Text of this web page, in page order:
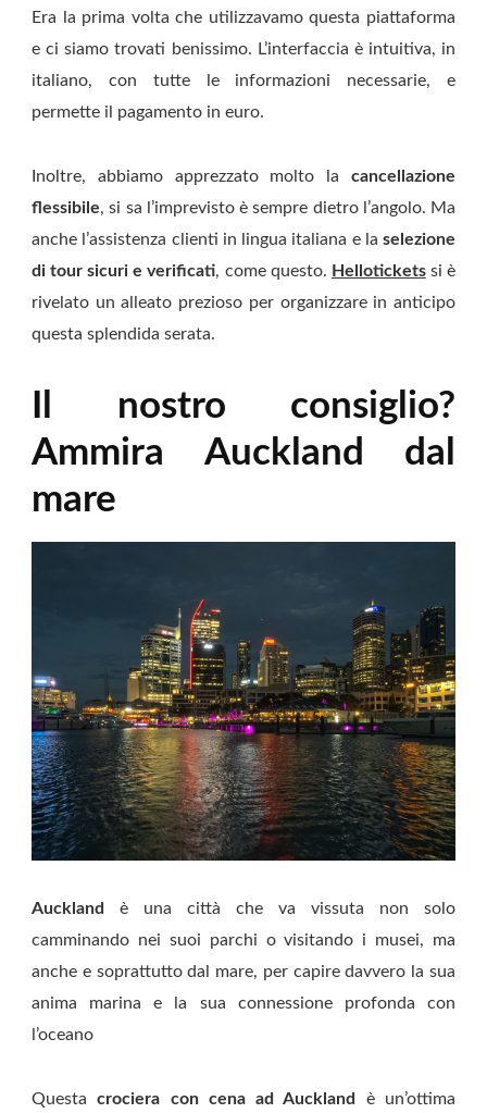
Era la prima volta che utilizzavamo questa piattaforma
e ci siamo trovati benissimo. L’interfaccia è intuitiva, in
italiano, con tutte le informazioni necessarie, e
permette il pagamento in euro.
Inoltre, abbiamo apprezzato molto la cancellazione
flessibile, si sa l’imprevisto è sempre dietro l’angolo. Ma
anche l’assistenza clienti in lingua italiana e la selezione
di tour sicuri e verificati, come questo. Helloticketssi è
rivelato un alleato prezioso per organizzare in anticipo
questa splendida serata.
Il nostro consiglio?
Ammira Auckland dal
mare
Auckland è una città che va vissuta non solo
camminando nei suoi parchi o visitando i musei, ma
anche e soprattutto dal mare, per capire davvero la sua
anima marina e la sua connessione profonda con
l’oceano
Questacrociera con cena ad Auckland è un’ottima